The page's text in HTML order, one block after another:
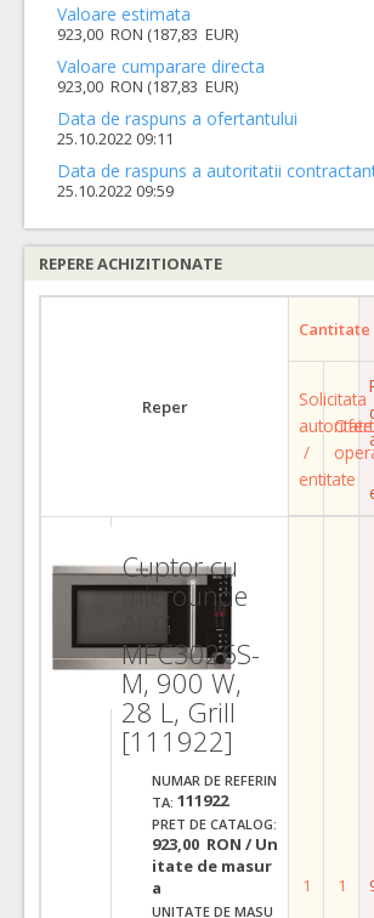
Valoare estimata
923,00 RON (187,83 EUR)
Valoare cumparare directa
923,00 RON (187,83 EUR)
Data de raspuns a ofertantului
25.10.2022 09:11
Data de raspuns a autoritatii
25.10.2022 09:59
REPERE ACHIZITIONATE
Reper
Cantitate
Solicitata
autoritate
/
entitate
Cuptor cu
microunde
AEG
MFC3026S-
M, 900 W,
28 L, Grill
[111922]
NUMAR DE REFERIN
TA: 111922
PRET DE CATALOG:
923,00 RON / Un
itate de masur
a
UNITATE DE MASU
1 1